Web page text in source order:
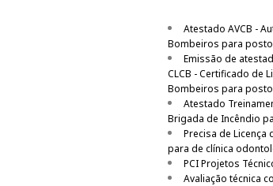
Atestado AVCB -
Bombeiros para
Emissão de
CLCB - Certificado de
Bombeiros para
Atestado
Brigada de Incêndio
Precisa de
para de clínica
PCI Projetos
Avaliação técnica